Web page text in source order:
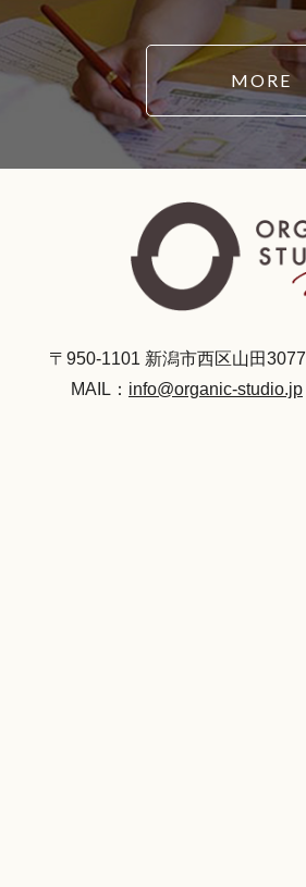
MORE
〒950-1101 新潟市西区山田3077
MAIL： info@organic-studio.jp